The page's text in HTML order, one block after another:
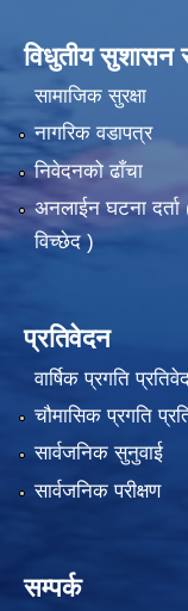
विधुतीय सुशासन
सामाजिक सुरक्षा
नागरिक वडापत्र
निवेदनको ढाँचा
अनलाईन घटना दर्ता
विच्छेद )
प्रतिवेदन
वार्षिक प्रगति
चौमासिक प्रगति
सार्वजनिक सुनुवाई
सार्वजनिक परीक्षण
सम्पर्क